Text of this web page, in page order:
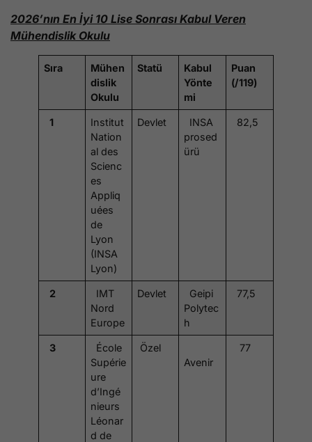
2026’nın En İyi 10 Lise Sonrası Kabul Veren
Mühendislik Okulu
Sıra
Mühen
dislik
Okulu
Statü
Kabul
Yönte
mi
Puan
(/119)
1
Institut
Nation
al des
Scienc
es
Appliq
uées
de
Lyon
(INSA
Lyon)
Devlet
INSA
prosed
ürü
82,5
2
IMT
Nord
Europe
Devlet
Geipi
Polytec
h
77,5
3
École
Supérie
ure
d’Ingé
nieurs
Léonar
d de
Özel
Avenir
77